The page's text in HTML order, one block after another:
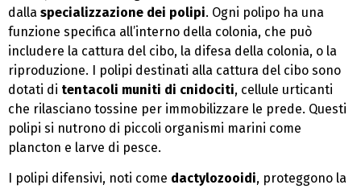
dalla specializzazione dei polipi. Ogni polipo ha una
funzione specifica all’interno della colonia, che può
includere la cattura del cibo, la difesa della colonia, o la
riproduzione. I polipi destinati alla cattura del cibo sono
dotati di tentacoli muniti di cnidociti, cellule urticanti
che rilasciano tossine per immobilizzare le prede. Questi
polipi si nutrono di piccoli organismi marini come
plancton e larve di pesce.
I polipi difensivi, noti come dactylozooidi, proteggono la